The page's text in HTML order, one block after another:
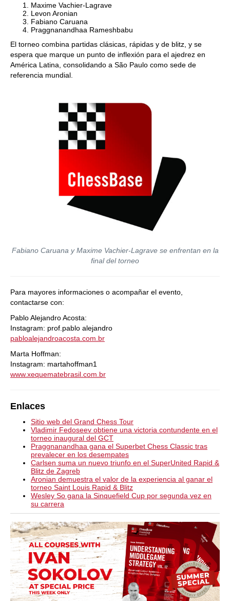
Maxime Vachier-Lagrave
Levon Aronian
Fabiano Caruana
Praggnanandhaa Rameshbabu
El torneo combina partidas clásicas, rápidas y de blitz, y se
espera que marque un punto de inflexión para el ajedrez en
América Latina, consolidando a São Paulo como sede de
referencia mundial.
Fabiano Caruana y Maxime Vachier-Lagrave se enfrentan en la
final del torneo
Para mayores informaciones o acompañar el evento,
contactarse con:
Pablo Alejandro Acosta:
Instagram: prof.pablo alejandro
pabloalejandroacosta.com.br
Marta Hoffman:
Instagram: martahoffman1
www.xequematebrasil.com.br
Enlaces
Sitio web del Grand Chess Tour
Vladimir Fedoseev obtiene una victoria contundente en el
torneo inaugural del GCT
Praggnanandhaa gana el Superbet Chess Classic tras
prevalecer en los desempates
Carlsen suma un nuevo triunfo en el SuperUnited Rapid &
Blitz de Zagreb
Aronian demuestra el valor de la experiencia al ganar el
torneo Saint Louis Rapid & Blitz
Wesley So gana la Sinquefield Cup por segunda vez en
su carrera